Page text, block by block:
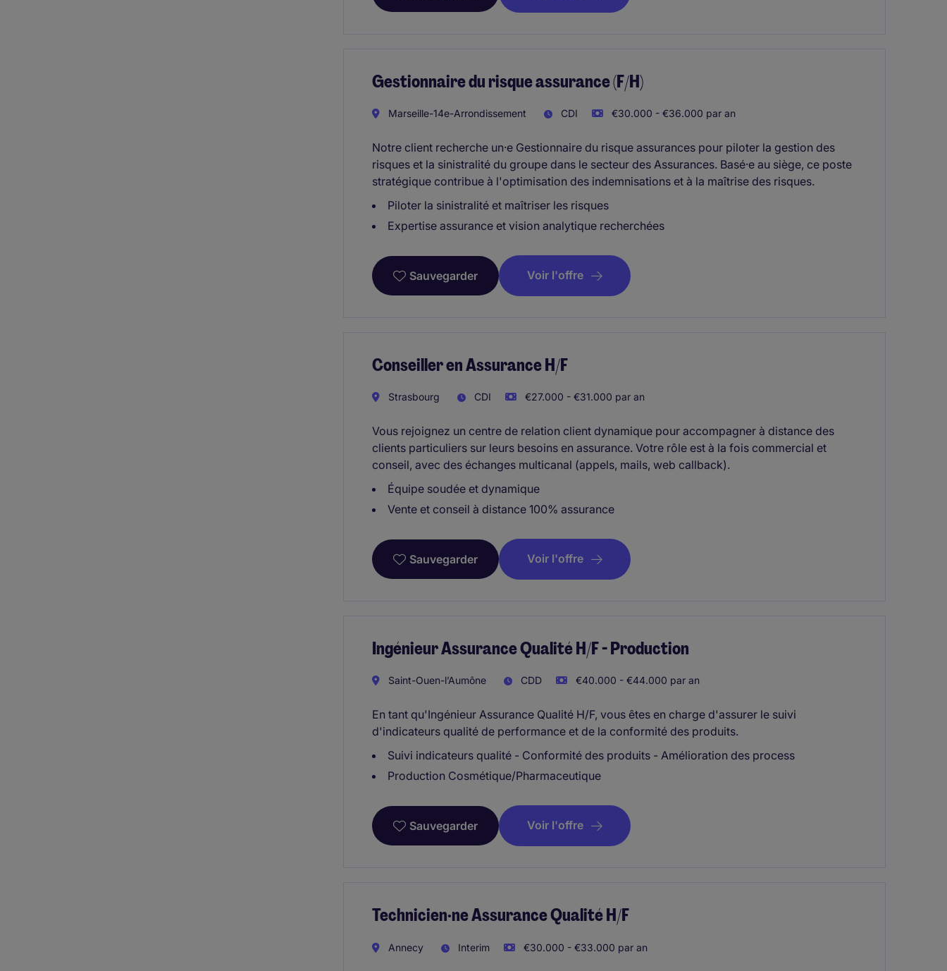
Gestionnaire du risque assurance (F/H)
Marseille-14e-Arrondissement CDI €30.000 - €36.000 par an
Notre client recherche un·e Gestionnaire du risque assurances pour piloter la gestion des
risques et la sinistralité du groupe dans le secteur des Assurances. Basé·e au siège, ce poste
stratégique contribue à l'optimisation des indemnisations et à la maîtrise des risques.
Piloter la sinistralité et maîtriser les risques
Expertise assurance et vision analytique recherchées
Sauvegarder Voir l'offre
Conseiller en Assurance H/F
Strasbourg CDI €27.000 - €31.000 par an
Vous rejoignez un centre de relation client dynamique pour accompagner à distance des
clients particuliers sur leurs besoins en assurance. Votre rôle est à la fois commercial et
conseil, avec des échanges multicanal (appels, mails, web callback).
Équipe soudée et dynamique
Vente et conseil à distance 100% assurance
Sauvegarder Voir l'offre
Ingénieur Assurance Qualité H/F - Production
Saint-Ouen-l’Aumône CDD €40.000 - €44.000 par an
En tant qu'Ingénieur Assurance Qualité H/F, vous êtes en charge d'assurer le suivi
d'indicateurs qualité de performance et de la conformité des produits.
Suivi indicateurs qualité - Conformité des produits - Amélioration des process
Production Cosmétique/Pharmaceutique
Sauvegarder Voir l'offre
Technicien·ne Assurance Qualité H/F
Annecy Interim €30.000 - €33.000 par an